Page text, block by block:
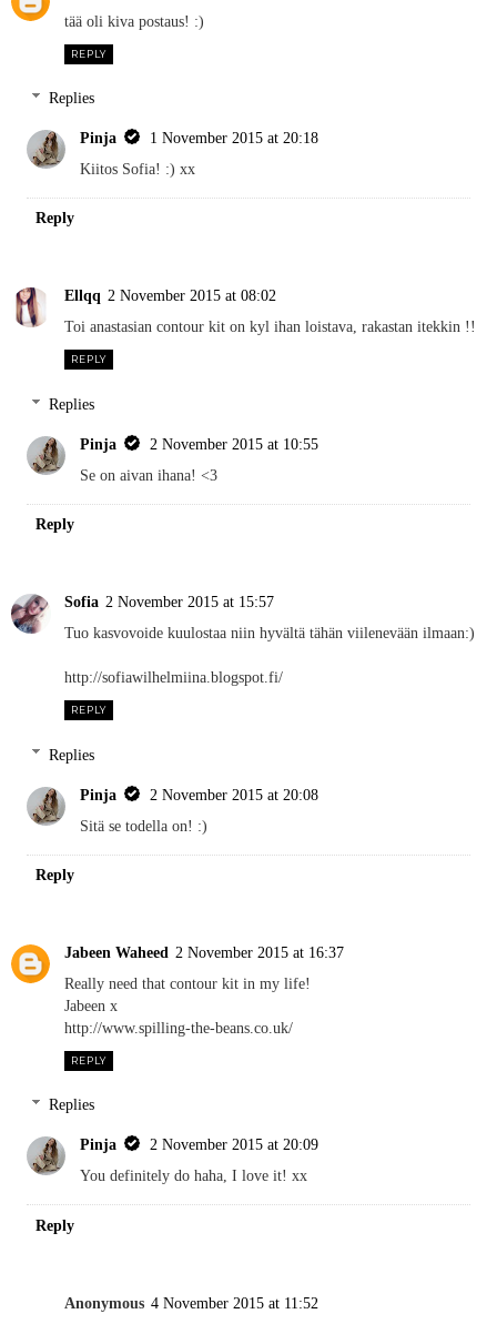
tää oli kiva postaus! :)
REPLY
Replies
Pinja
1 November 2015 at 20:18
Kiitos Sofia! :) xx
Reply
Ellqq 2 November 2015 at 08:02
Toi anastasian contour kit on kyl ihan loistava, rakastan itekkin !!
REPLY
Replies
Pinja
2 November 2015 at 10:55
Se on aivan ihana! <3
Reply
Sofia 2 November 2015 at 15:57
Tuo kasvovoide kuulostaa niin hyvältä tähän viilenevään ilmaan:)
http://sofiawilhelmiina.blogspot.fi/
REPLY
Replies
Pinja
2 November 2015 at 20:08
Sitä se todella on! :)
Reply
Jabeen Waheed 2 November 2015 at 16:37
Really need that contour kit in my life!
Jabeen x
http://www.spilling-the-beans.co.uk/
REPLY
Replies
Pinja
2 November 2015 at 20:09
You definitely do haha, I love it! xx
Reply
Anonymous 4 November 2015 at 11:52